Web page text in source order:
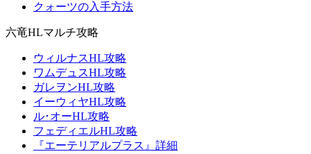
クォーツの入手方法
六竜HLマルチ攻略
ウィルナスHL攻略
ワムデュスHL攻略
ガレヲンHL攻略
イーウィヤHL攻略
ル･オーHL攻略
フェディエルHL攻略
『エーテリアルプラス』詳細